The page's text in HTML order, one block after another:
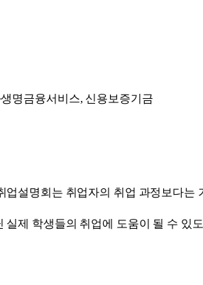
명금융서비스, 신용보증기금
업설명회는 취업자의 취업 과정보다
실제 학생들의 취업에 도움이 될 수 있